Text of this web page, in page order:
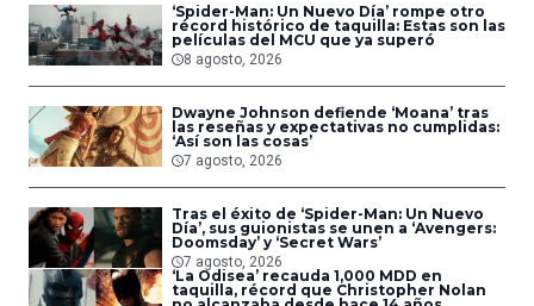
‘Spider-Man: Un Nuevo Día’ rompe otro
récord histórico de taquilla: Estas son las
películas del MCU que ya superó
8 agosto, 2026
Dwayne Johnson defiende ‘Moana’ tras
las reseñas y expectativas no cumplidas:
‘Así son las cosas’
7 agosto, 2026
Tras el éxito de ‘Spider-Man: Un Nuevo
Día’, sus guionistas se unen a ‘Avengers:
Doomsday’ y ‘Secret Wars’
7 agosto, 2026
‘La Odisea’ recauda 1,000 MDD en
taquilla, récord que Christopher Nolan